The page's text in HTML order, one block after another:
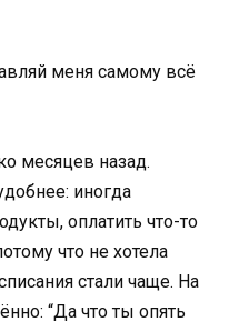
меня самому всё
месяцев назад.
иногда
оплатить что-то
что не хотела
стали чаще. На
“Да что ты опять